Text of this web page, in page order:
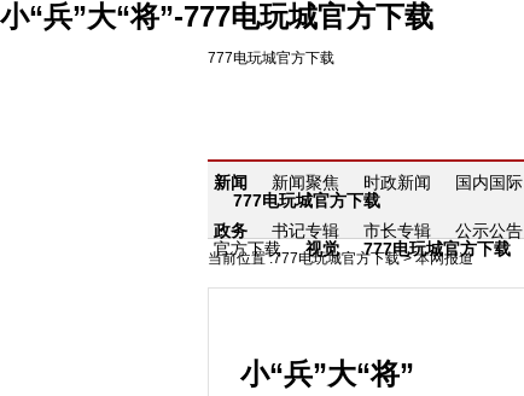
小“兵”大“将”-777电玩城官方下载
777电玩城官方下载
新闻 新闻聚焦 时政新闻 国内国际
777电玩城官方下载
政务
书记专辑 市长专辑 公示公告
官方下载
视觉 777电玩城官方下载
当前位置 :777电玩城官方下载>本网报道
小“兵”大“将”